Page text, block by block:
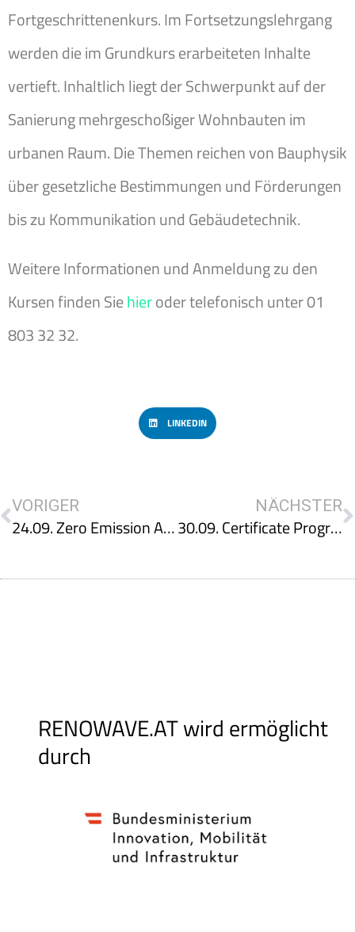
Fortgeschrittenenkurs. Im Fortsetzungslehrgang
werden die im Grundkurs erarbeiteten Inhalte
vertieft. Inhaltlich liegt der Schwerpunkt auf der
Sanierung mehrgeschoßiger Wohnbauten im
urbanen Raum. Die Themen reichen von Bauphysik
über gesetzliche Bestimmungen und Förderungen
bis zu Kommunikation und Gebäudetechnik.
Weitere Informationen und Anmeldung zu den
Kursen finden Siehieroder telefonisch unter 01
803 32 32.
LINKEDIN
VORIGER
24.09. Zero Emission Assets – Energieeffizienz und Klimaresilienz im Gebäudesektor, Micro-Credential Program
NÄCHSTER
30.09. Certificate Program Gebäudesanierung – Strategien für klimaneutrale Bestandsgebäude
RENOWAVE.AT wird ermöglicht
durch